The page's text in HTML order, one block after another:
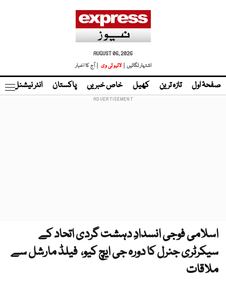
AUGUST 06, 2026
اشتہار لگائیں |
لائیو ٹی وی | آج کا اخبار
صفحۂ اول تازہ ترین کھیل خاص خبریں پاکستان انٹر نیشنل
اسلامی فوجی انسدادِ دہشت گردی اتحاد کے
سیکرٹری جنرل کا دورہ جی ایچ کیو، فیلڈ مارشل سے
ملاقات